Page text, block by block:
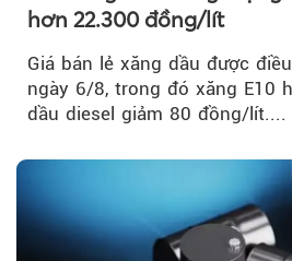
hơn 22.300 đồng/lít
Giá bán lẻ xăng dầu được
ngày 6/8, trong đó xăng E10
dầu diesel giảm 80 đồng/lít....